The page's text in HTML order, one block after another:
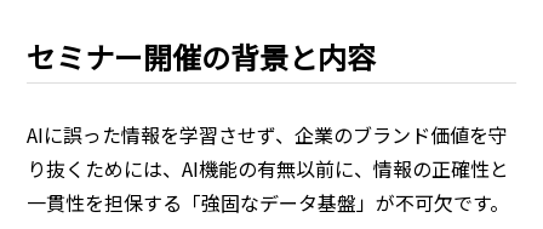
セミナー開催の背景と内容
AIに誤った情報を学習させず、企業のブランド価値を守
り抜くためには、AI機能の有無以前に、情報の正確性と
一貫性を担保する「強固なデータ基盤」が不可欠です。